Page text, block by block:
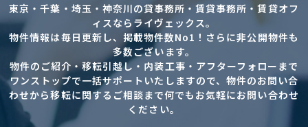
東京・千葉・埼玉・神奈川の貸事務所・賃貸事務所・賃貸オフ
ィスならライヴェックス。
物件情報は毎日更新し、掲載物件数No1！さらに非公開物件も
多数ございます。
物件のご紹介・移転引越し・内装工事・アフターフォローまで
ワンストップで一括サポートいたしますので、物件のお問い合
わせから移転に関するご相談まで何でもお気軽にお問い合わせ
ください。